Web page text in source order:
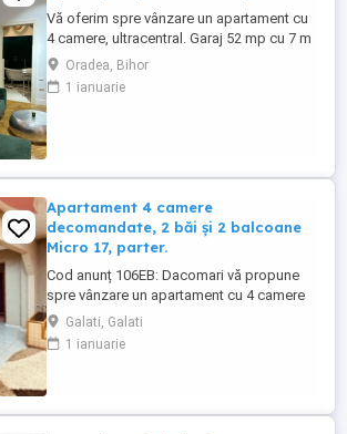
Vă oferim spre vânzare un apartament cu
4 camere, ultracentral. Garaj 52 mp cu 7 m
înălțime, construcție solidă Demisol
propriu | Cămară exterioară cu apă |
Convertibil în apartament Baie cu fereastră
Oradea, Bihor
1 ianuarie
Apartament 4 camere
decomandate, 2 băi și 2 balcoane
Micro 17, parter.
Cod anunț 106EB: Dacomari vă propune
spre vânzare un apartament cu 4 camere
decomandate, situat în Micro 17, la
parterul unui imobil cu regim de înălțime
P+4, construit în anul 1985. Locuința are o
suprafață totală de 24 mp, rezultând ...
Galati, Galati
1 ianuarie